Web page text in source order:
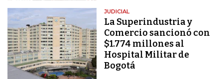
JUDICIAL
La Superindustria y
Comercio sancionó con
$1.774 millones al
Hospital Militar de
Bogotá